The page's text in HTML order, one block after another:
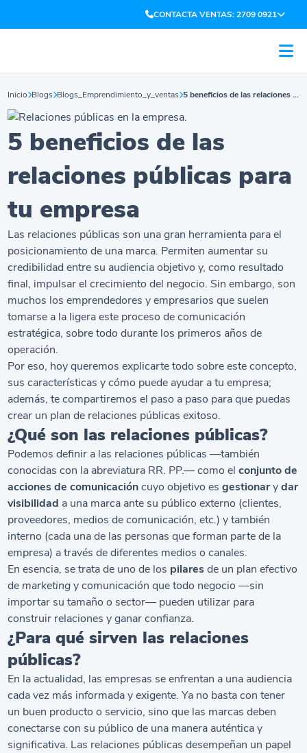
CONTACTA VENTAS: 2709 0921
Inicio Blogs Blogs_Emprendimiento_y_ventas 5 beneficios de las relaciones públicas para tu empresa
5 beneficios de las
relaciones públicas para
tu empresa
Las relaciones públicas son una gran herramienta para el
posicionamiento de una marca. Permiten aumentar su
credibilidad entre su audiencia objetivo y, como resultado
final, impulsar el crecimiento del negocio. Sin embargo, son
muchos los emprendedores y empresarios que suelen
tomarse a la ligera este proceso de comunicación
estratégica, sobre todo durante los primeros años de
operación.
Por eso, hoy queremos explicarte todo sobre este concepto,
sus características y cómo puede ayudar a tu empresa;
además, te compartiremos el paso a paso para que puedas
crear un plan de relaciones públicas exitoso.
¿Qué son las relaciones públicas?
Podemos definir a las relaciones públicas —también
conocidas con la abreviatura RR. PP.— como elconjunto de
acciones de comunicacióncuyo objetivo esgestionarydar
visibilidad a una marca ante su público externo (clientes,
proveedores, medios de comunicación, etc.) y también
interno (cada una de las personas que forman parte de la
empresa) a través de diferentes medios o canales.
En esencia, se trata de uno de los pilaresde un plan efectivo
de marketingy comunicación que todo negocio —sin
importar su tamaño o sector— pueden utilizar para
construir relaciones y ganar confianza.
¿Para qué sirven las relaciones
públicas?
En la actualidad, las empresas se enfrentan a una audiencia
cada vez más informada y exigente. Ya no basta con tener
un buen producto o servicio, sino que las marcas deben
conectarse con su público de una manera auténtica y
significativa. Las relaciones públicas desempeñan un papel